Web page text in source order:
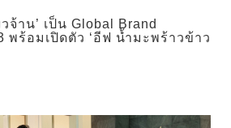
าน’ เป็น Global Brand
พร้อมเปิดตัว ‘อีฟ น้ำมะพร้าวข้าว